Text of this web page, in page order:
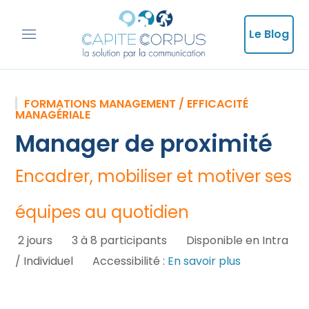
Le Blog
FORMATIONS MANAGEMENT / EFFICACITÉ
MANAGÉRIALE
Manager de proximité
Encadrer, mobiliser et motiver ses
équipes au quotidien
2 jours 3 à 8 participants
Disponible en Intra
/ Individuel
Accessibilité : En savoir plus